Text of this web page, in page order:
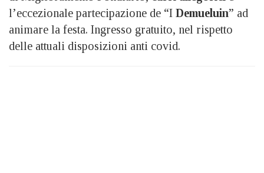
l’eccezionale partecipazione de “I Demueluin” ad
animare la festa. Ingresso gratuito, nel rispetto
delle attuali disposizioni anti covid.